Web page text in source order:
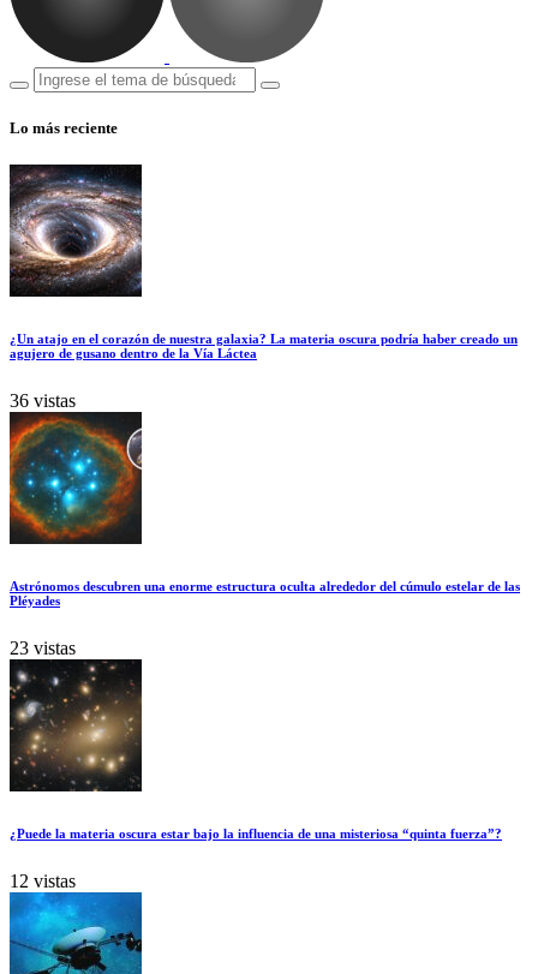
Lo más reciente
¿Un atajo en el corazón de nuestra galaxia? La materia oscura podría haber creado un
agujero de gusano dentro de la Vía Láctea
36 vistas
Astrónomos descubren una enorme estructura oculta alrededor del cúmulo estelar de las
Pléyades
23 vistas
¿Puede la materia oscura estar bajo la influencia de una misteriosa “quinta fuerza”?
12 vistas